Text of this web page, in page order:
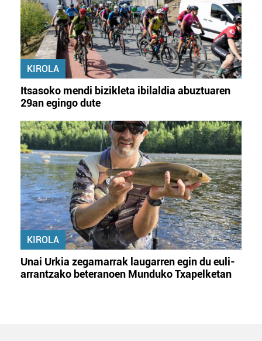
KIROLA
Itsasoko mendi bizikleta ibilaldia abuztuaren
29an egingo dute
KIROLA
Unai Urkia zegamarrak laugarren egin du euli-
arrantzako beteranoen Munduko Txapelketan